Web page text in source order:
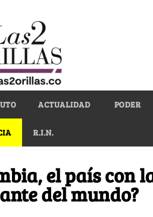
ACTUALIDAD PODER
R.I.N.
el país con
del mundo?